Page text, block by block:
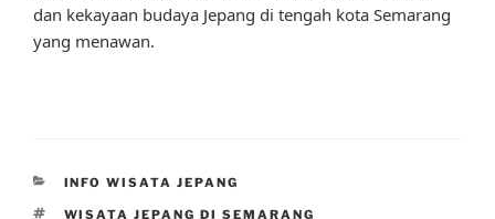
dan kekayaan budaya Jepang di tengah kota Semarang
yang menawan.
CATEGORIES
INFO WISATA JEPANG
TAGS
WISATA JEPANG DI SEMARANG